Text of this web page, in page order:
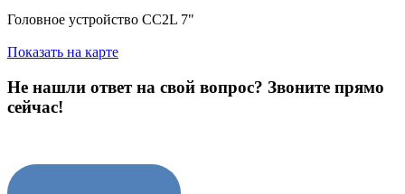
Головное устройство CC2L 7"
Показать на карте
Не нашли ответ на свой вопрос? Звоните прямо
сейчас!